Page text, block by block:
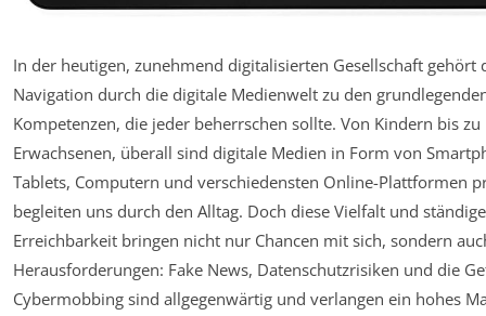
In der heutigen, zunehmend digitalisierten Gesellschaft gehört
Navigation durch die digitale Medienwelt zu den
Kompetenzen, die jeder beherrschen sollte. Von Kindern bis zu
Erwachsenen, überall sind digitale Medien in Form von
Tablets, Computern und verschiedensten Online-Plattformen
begleiten uns durch den Alltag. Doch diese Vielfalt und ständige
Erreichbarkeit bringen nicht nur Chancen mit sich, sondern
Herausforderungen: Fake News, Datenschutzrisiken und die
Cybermobbing sind allgegenwärtig und verlangen ein hohes